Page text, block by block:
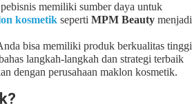
memiliki sumber daya untuk
kosmetik seperti MPM Beauty menjadi
bisa memiliki produk berkualitas tinggi
langkah-langkah dan strategi terbaik
dengan perusahaan maklon kosmetik.